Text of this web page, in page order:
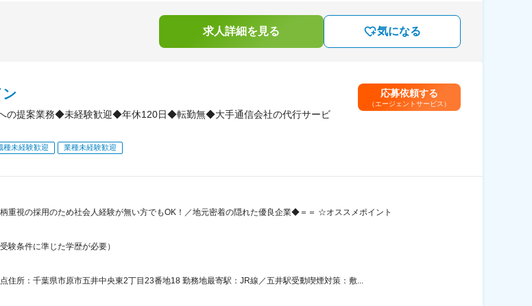
求人詳細を見る 気になる
への提案業務◆未経験歓迎◆年休120日◆転勤無◆大手通信会社の代行サービ
種未経験歓迎 業種未経験歓迎
応募依頼する
（エージェントサービス）
重視の採用のため社会人経験が無い方でもOK！／地元密着の隠れた優良企業◆＝＝ ☆オススメポイント
験条件に準じた学歴が必要）
住所：千葉県市原市五井中央東2丁目23番地18 勤務地最寄駅：JR線／五井駅受動喫煙対策：敷...